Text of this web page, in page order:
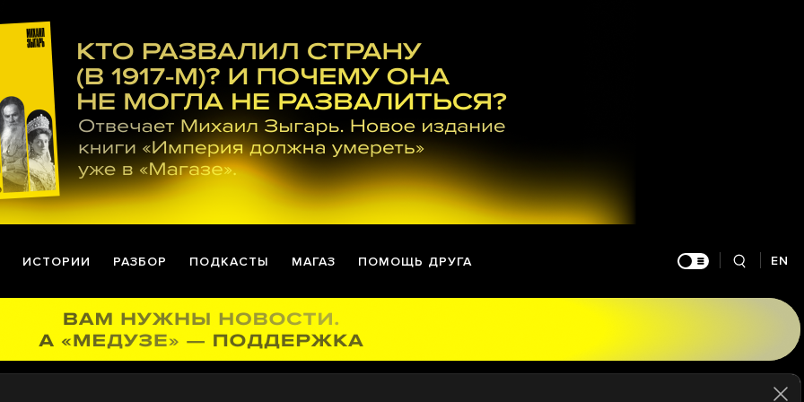
ИСТОРИИ РАЗБОР ПОДКАСТЫ МАГАЗ ПОМОЩЬ ДРУГА EN